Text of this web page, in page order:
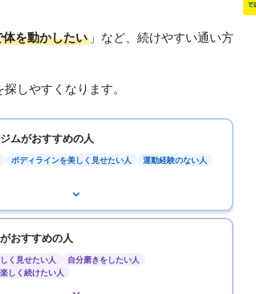
を動かしたい 」など、続けやすい通い方
しやすくなります。
ムがおすすめの人
ボディラインを美しく見せたい人 運動経験のない人
おすすめの人
く見せたい人
自分磨きをしたい人
しく続けたい人